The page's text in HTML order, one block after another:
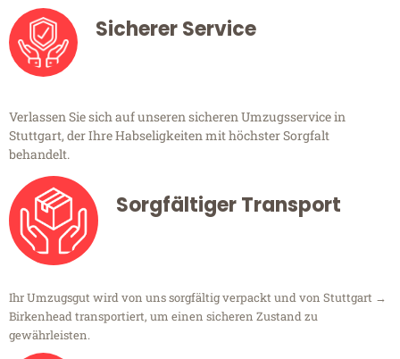
Sicherer Service
Verlassen Sie sich auf unseren sicheren Umzugsservice in
Stuttgart, der Ihre Habseligkeiten mit höchster Sorgfalt
behandelt.
Sorgfältiger Transport
Ihr Umzugsgut wird von uns sorgfältig verpackt und von Stuttgart →
Birkenhead transportiert, um einen sicheren Zustand zu
gewährleisten.